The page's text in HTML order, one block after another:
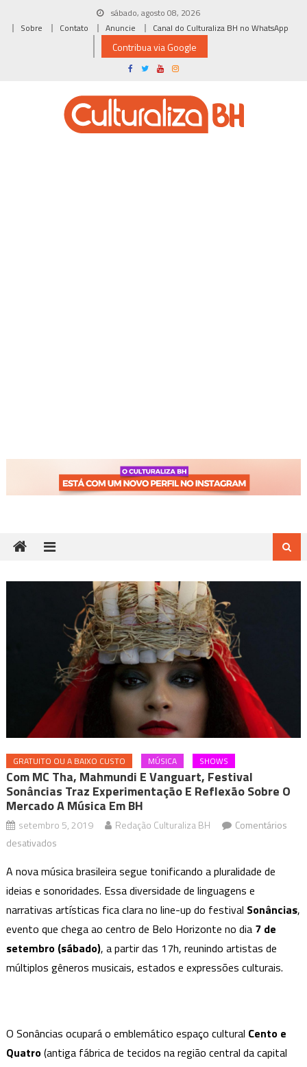
sábado, agosto 08, 2026
Sobre
Contato Anuncie Canal do Culturaliza BH no WhatsApp
Contribua via Google
GRATUITO OU A BAIXO CUSTO MÚSICA SHOWS
Com MC Tha, Mahmundi E Vanguart, Festival
Sonâncias Traz Experimentação E Reflexão Sobre O
Mercado A Música Em BH
setembro 5, 2019 Redação Culturaliza BH
Comentários
desativadosem
MC
Tha,
Mahmundi
e
Vanguart,
Festival
e
reflexão
A nova música brasileira segue tonificando a pluralidade de
ideias e sonoridades. Essa diversidade de linguagens e
narrativas artísticas fica clara no line-up do festival Sonâncias,
evento que chega ao centro de Belo Horizonte no dia 7 de
setembro (sábado), a partir das 17h, reunindo artistas de
múltiplos gêneros musicais, estados e expressões culturais.
O Sonâncias ocupará o emblemático espaço cultural Cento e
Quatro(antiga fábrica de tecidos na região central da capital